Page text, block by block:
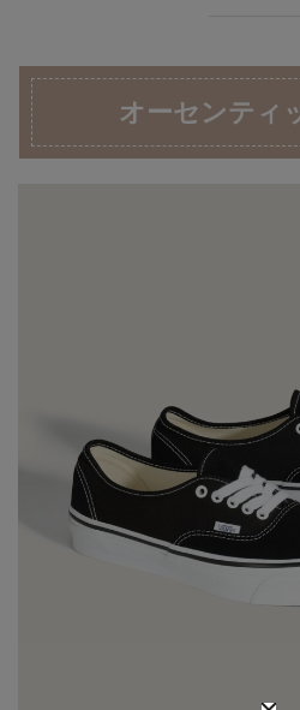
オーセンティ